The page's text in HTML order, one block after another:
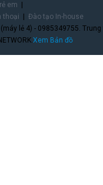
em
thoại
Đào tạo In-house
lẻ 4) - 0985349755.
Xem Bản đồ